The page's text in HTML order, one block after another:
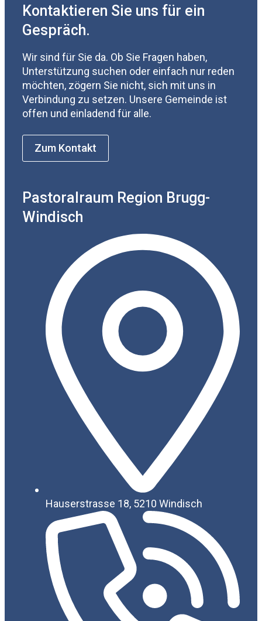
Kontaktieren Sie uns für ein
Gespräch.
Wir sind für Sie da. Ob Sie Fragen haben,
Unterstützung suchen oder einfach nur reden
möchten, zögern Sie nicht, sich mit uns in
Verbindung zu setzen. Unsere Gemeinde ist
offen und einladend für alle.
Zum Kontakt
Pastoralraum Region Brugg-
Windisch
Hauserstrasse 18, 5210 Windisch